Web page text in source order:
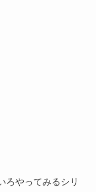
ろやってみるシリ